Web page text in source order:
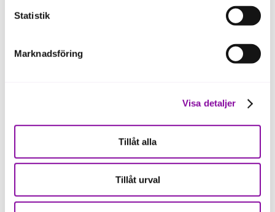
Statistik
Marknadsföring
Visa detaljer
Tillåt alla
Tillåt urval
Våra portföljbolag